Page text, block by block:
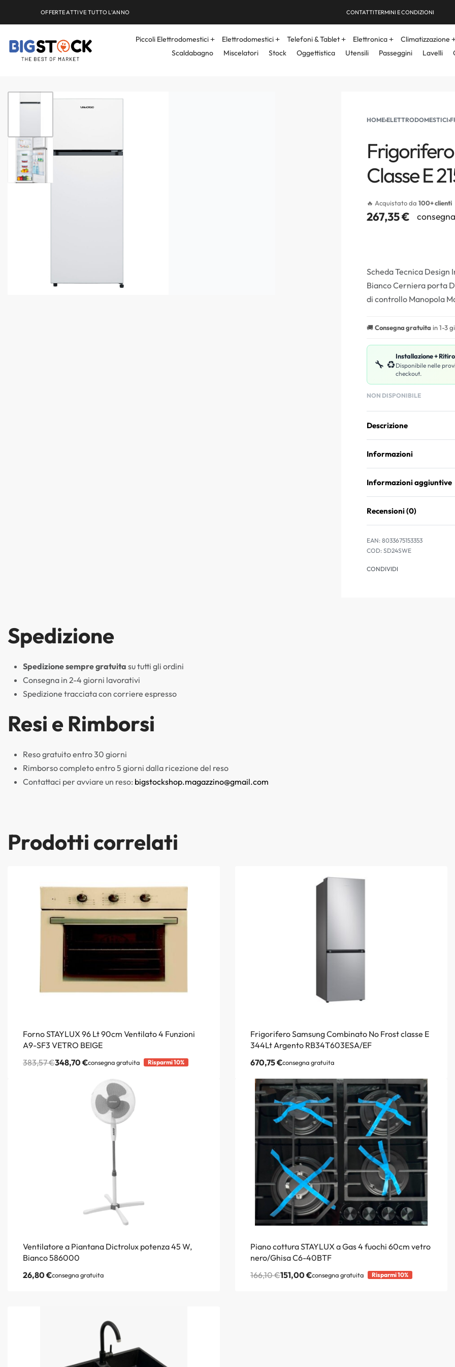
OFFERTE ATTIVE TUTTO L'ANNO CONTATTITERMINI E CONDIZIONI
Piccoli Elettrodomestici Elettrodomestici Telefoni & Tablet Elettronica Climatizzazione
Scaldabagno
Miscelatori Stock Oggettistica Utensili Passeggini Lavelli
HOME›ELETTRODOMESTICI›
Classe E
🔥 Acquistato da 100+ clienti
267,35€
Scheda Tecnica
Bianco Cerniera porta
di controllo Manopola
🚚Consegna gratuita in 1-3
🔧 ♻️
Installazione +
Disponibile nelle
checkout.
NON DISPONIBILE
Descrizione
Informazioni
Informazioni aggiuntive
Recensioni (0)
EAN: 8033675153353
SD24SWE
CONDIVIDI
Spedizione
Spedizione sempre gratuita su tutti gli ordini
Consegna in 2-4 giorni lavorativi
Spedizione tracciata con corriere espresso
Resi e Rimborsi
Reso gratuito entro 30 giorni
Rimborso completo entro 5 giorni dalla ricezione del reso
Contattaci per avviare un reso: bigstockshop.magazzino@gmail.com
Prodotti correlati
Forno STAYLUX 96 Lt 90cm Ventilato 4 Funzioni
A9-SF3 VETRO BEIGE
383,57€348,70€consegna gratuita Risparmi 10%
Frigorifero Samsung Combinato No Frost classe E
344Lt Argento RB34T603ESA/EF
670,75€consegna gratuita
Ventilatore a Piantana Dictrolux potenza 45 W,
Bianco 586000
26,80€consegna gratuita
Piano cottura STAYLUX a Gas 4 fuochi 60cm vetro
nero/Ghisa C6-40BTF
166,10€151,00€consegna gratuita Risparmi 10%